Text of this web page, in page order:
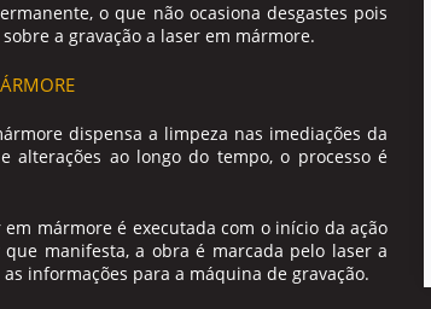
o que não ocasiona desgastes pois
a gravação a laser em mármore.
dispensa a limpeza nas imediações da
alterações ao longo do tempo, o processo é
em mármoreé executada com o início da ação
manifesta, a obra é marcada pelo laser a
informações para a máquina de gravação.